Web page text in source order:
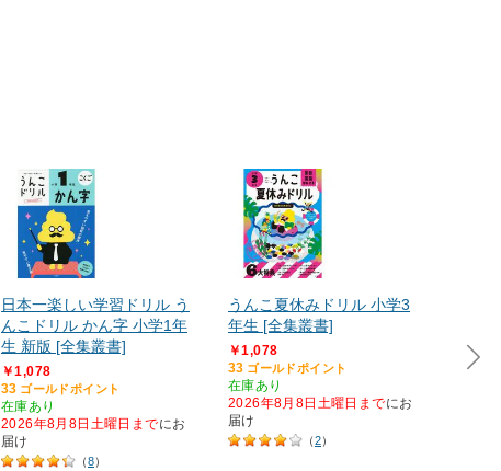
日本一楽しい学習ドリル う
んこドリル かん字 小学1年
生 新版 [全集叢書]
￥1,078
33 ゴールドポイント
在庫あり
2026年8月8日土曜日までにお
届け
（8）
うんこ夏休みドリル 小学3
年生 [全集叢書]
￥1,078
33 ゴールドポイント
在庫あり
2026年8月8日土曜日までにお
届け
（2）
学3
￥